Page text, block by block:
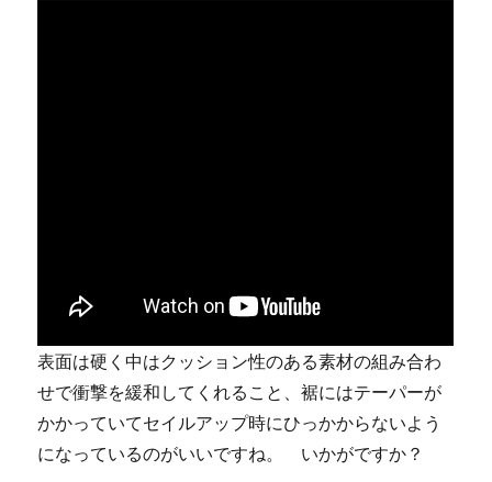
表面は硬く中はクッション性のある素材の組み合わ
せで衝撃を緩和してくれること、裾にはテーパーが
かかっていてセイルアップ時にひっかからないよう
になっているのがいいですね。 いかがですか？